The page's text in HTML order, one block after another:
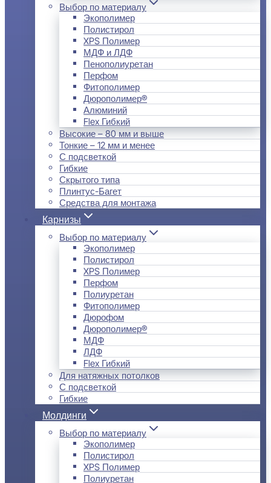
Выбор по материалу
Экополимер
Полистирол
XPS Полимер
МДФ и ЛДФ
Пенополиуретан
Перфом
Фитополимер
Дюрополимер®
Алюминий
Flex Гибкий
Высокие – 80 мм и выше
Тонкие – 12 мм и менее
С подсветкой
Гибкие
Скрытого типа
Плинтус-Багет
Средства для монтажа
Карнизы
Выбор по материалу
Экополимер
Полистирол
XPS Полимер
Перфом
Полиуретан
Фитополимер
Дюрофом
Дюрополимер®
МДФ
ЛДФ
Flex Гибкий
Для натяжных потолков
С подсветкой
Гибкие
Молдинги
Выбор по материалу
Экополимер
Полистирол
XPS Полимер
Полиуретан